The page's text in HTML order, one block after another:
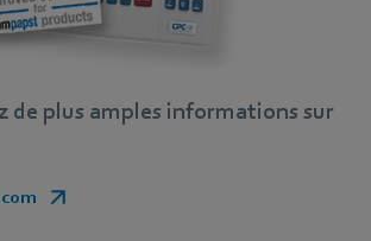
de plus amples informations sur